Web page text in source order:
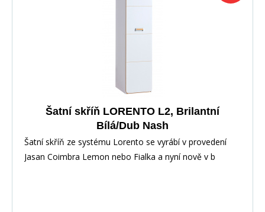
Šatní skříň LORENTO L2, Brilantní
Bílá/Dub Nash
Šatní skříň ze systému Lorento se vyrábí v provedení
Jasan Coimbra Lemon nebo Fialka a nyní nově v b